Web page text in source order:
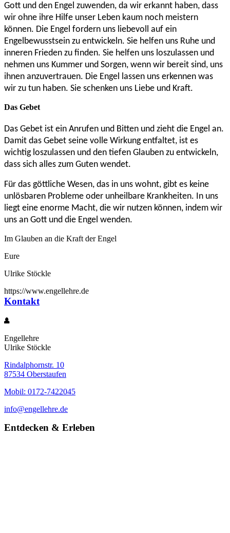
Gott und den Engel zuwenden, da wir erkannt haben, dass
wir ohne ihre Hilfe unser Leben kaum noch meistern
können. Die Engel fordern uns liebevoll auf ein
Engelbewusstsein zu entwickeln. Sie helfen uns Ruhe und
inneren Frieden zu finden. Sie helfen uns loszulassen und
nehmen uns Kummer und Sorgen, wenn wir bereit sind, uns
ihnen anzuvertrauen. Die Engel lassen uns erkennen was
wir zu tun haben. Sie schenken uns Liebe und Kraft.
Das Gebet
Das Gebet ist ein Anrufen und Bitten und zieht die Engel an.
Damit das Gebet seine volle Wirkung entfaltet, ist es
wichtig loszulassen und den tiefen Glauben zu entwickeln,
dass sich alles zum Guten wendet.
Für das göttliche Wesen, das in uns wohnt, gibt es keine
unlösbaren Probleme oder unheilbare Krankheiten. In uns
liegt eine enorme Macht, die wir nutzen können, indem wir
uns an Gott und die Engel wenden.
Im Glauben an die Kraft der Engel
Eure
Ulrike Stöckle
https://www.engellehre.de
Kontakt
Engellehre
Ulrike Stöckle
Rindalphornstr. 10
87534 Oberstaufen
Mobil: 0172-7422045
info@engellehre.de
Entdecken & Erleben